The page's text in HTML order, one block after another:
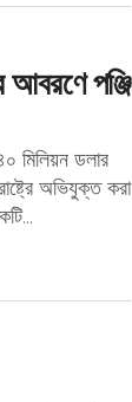
পঞ্জি
মিলিয়ন ডলার
অভিযুক্ত করা